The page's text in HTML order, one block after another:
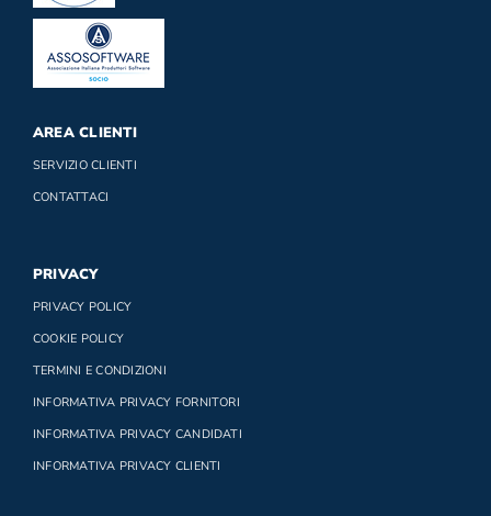
AREA CLIENTI
SERVIZIO CLIENTI
CONTATTACI
PRIVACY
PRIVACY POLICY
COOKIE POLICY
TERMINI E CONDIZIONI
INFORMATIVA PRIVACY FORNITORI
INFORMATIVA PRIVACY CANDIDATI
INFORMATIVA PRIVACY CLIENTI